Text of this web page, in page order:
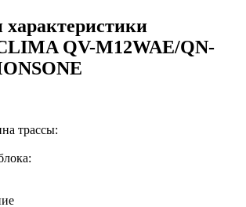
характеристики
QV-M12WAE/QN-
трассы: